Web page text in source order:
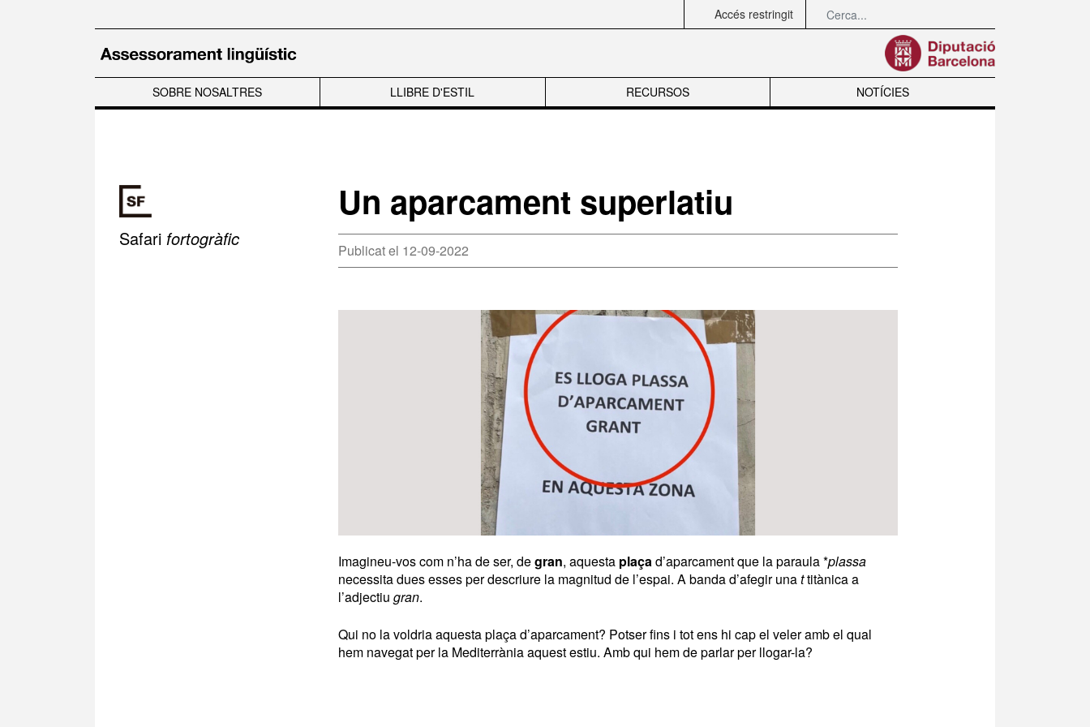
Accés restringit Cerca completa
SOBRE NOSALTRES LLIBRE D'ESTIL RECURSOS NOTÍCIES
Safari fortogràfic
Un aparcament superlatiu
Publicat el 12-09-2022
Imagineu-vos com n’ha de ser, degran, aquesta plaçad’aparcament que la paraula *plassa
necessita dues esses per descriure la magnitud de l’espai. A banda d’afegir unattitànica a
l’adjectiu gran.
Qui no la voldria aquesta plaça d’aparcament? Potser fins i tot ens hi cap el veler amb el qual
hem navegat per la Mediterrània aquest estiu. Amb qui hem de parlar per llogar-la?